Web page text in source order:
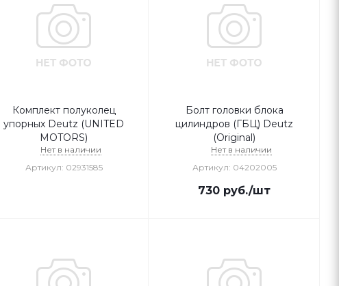
Комплект полуколец
упорных Deutz (UNITED
MOTORS)
Нет в наличии
Артикул: 02931585
Болт головки блока
цилиндров (ГБЦ) Deutz
(Original)
Нет в наличии
Артикул: 04202005
730 руб./шт